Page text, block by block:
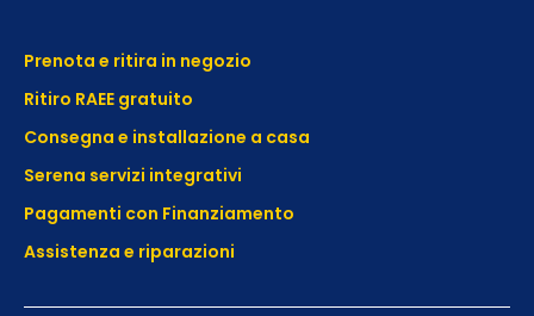
Prenota e ritira in negozio
Ritiro RAEE gratuito
Consegna e installazione a casa
Serena servizi integrativi
Pagamenti con Finanziamento
Assistenza e riparazioni